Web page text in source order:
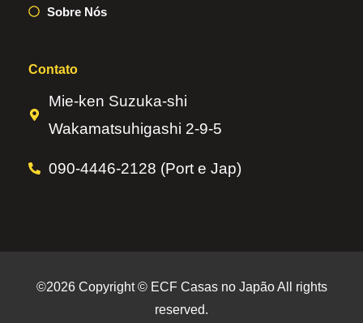
Sobre Nós
Contato
Mie-ken Suzuka-shi
Wakamatsuhigashi 2-9-5
090-4446-2128 (Port e Jap)
©2026 Copyright © ECF Casas no Japão All rights
reserved.